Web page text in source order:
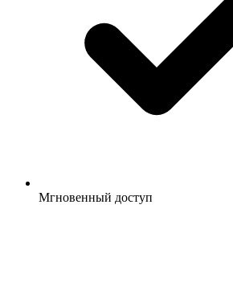
Мгновенный доступ